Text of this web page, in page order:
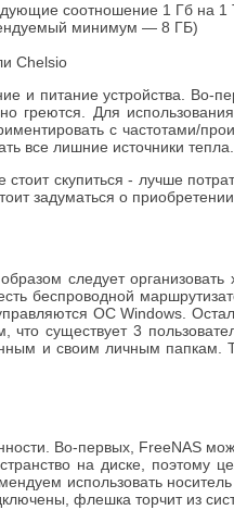
соотношение 1 Гб на 1
минимум — 8 ГБ)
Chelsio
и питание устройства.
Для
с частотами/
все лишние источники тепла.
скупиться - лучше
задуматься о
следует
беспроводной
ОС Windows.
что существует 3
и своим личным папкам.
Во-первых, FreeNAS
на диске, поэтому
использовать
флешка торчит из